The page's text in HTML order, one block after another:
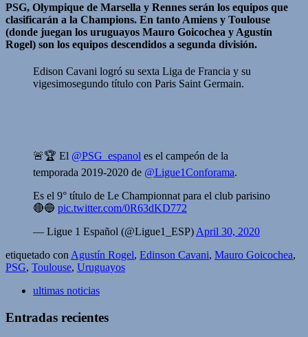
PSG, Olympique de Marsella y Rennes serán los equipos que
clasificarán a la Champions. En tanto Amiens y Toulouse
(donde juegan los uruguayos Mauro Goicochea y Agustín
Rogel) son los equipos descendidos a segunda división.
Edison Cavani logró su sexta Liga de Francia y su
vigesimosegundo título con Paris Saint Germain.
🚨🏆 El @PSG_espanol es el campeón de la
temporada 2019-2020 de @Ligue1Conforama.
Es el 9° título de Le Championnat para el club parisino
🔴🔵 pic.twitter.com/0R63dKD772
— Ligue 1 Español (@Ligue1_ESP) April 30, 2020
etiquetado con Agustín Rogel, Edinson Cavani, Mauro Goicochea,
PSG, Toulouse, Uruguayos
ultimas noticias
Entradas recientes